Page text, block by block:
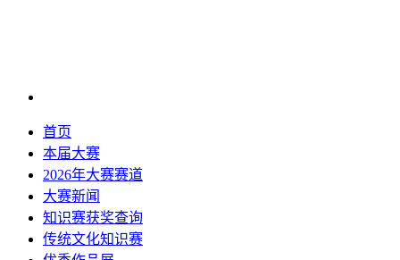
首页
本届大赛
2026年大赛赛道
大赛新闻
知识赛获奖查询
传统文化知识赛